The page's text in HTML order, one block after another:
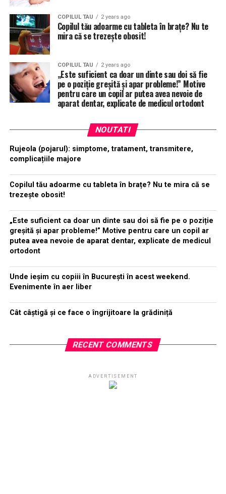
COPILUL TAU 2 years ago
Copilul tău adoarme cu tableta în brațe? Nu te
mira că se trezește obosit!
COPILUL TAU 2 years ago
„Este suficient ca doar un dinte sau doi să fie
pe o poziție greșită și apar probleme!” Motive
pentru care un copil ar putea avea nevoie de
aparat dentar, explicate de medicul ortodont
NOUTATI
Rujeola (pojarul): simptome, tratament, transmitere,
complicațiile majore
Copilul tău adoarme cu tableta în brațe? Nu te mira că se
trezește obosit!
„Este suficient ca doar un dinte sau doi să fie pe o poziție
greșită și apar probleme!” Motive pentru care un copil ar
putea avea nevoie de aparat dentar, explicate de medicul
ortodont
Unde ieșim cu copiii în București în acest weekend.
Evenimente în aer liber
Cât câștigă și ce face o îngrijitoare la grădiniță
RECENT COMMENTS
ADVERTISEMENT